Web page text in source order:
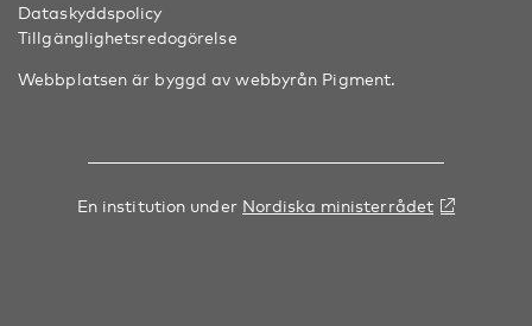
Dataskyddspolicy
Tillgänglighetsredogörelse
Webbplatsen är byggd av webbyrån Pigment.
En institution under Nordiska ministerrådet